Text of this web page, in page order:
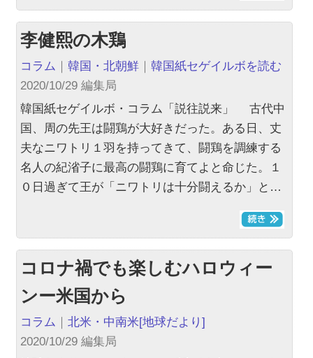
李健熙の木鶏
コラム ｜韓国・北朝鮮 ｜韓国紙セゲイルボを読む
2020/10/29 編集局
韓国紙セゲイルボ・コラム「説往説来」 古代中
国、周の先王は闘鶏が大好きだった。ある日、丈
夫なニワトリ１羽を持ってきて、闘鶏を調練する
名人の紀渻子に最高の闘鶏に育てよと命じた。１
０日過ぎて王が「ニワトリは十分闘えるか」と…
コロナ禍でも楽しむハロウィー
ンー米国から
コラム ｜北米・中南米[地球だより]
2020/10/29 編集局